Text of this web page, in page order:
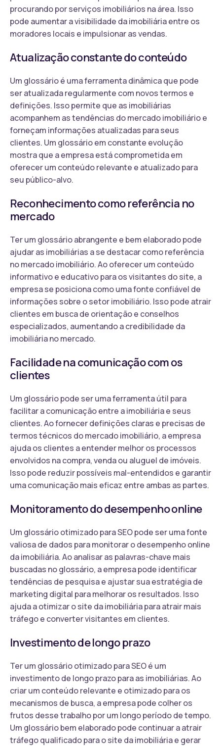
procurando por serviços imobiliários na área. Isso
pode aumentar a visibilidade da imobiliária entre os
moradores locais e impulsionar as vendas.
Atualização constante do conteúdo
Um glossário é uma ferramenta dinâmica que pode
ser atualizada regularmente com novos termos e
definições. Isso permite que as imobiliárias
acompanhem as tendências do mercado imobiliário e
forneçam informações atualizadas para seus
clientes. Um glossário em constante evolução
mostra que a empresa está comprometida em
oferecer um conteúdo relevante e atualizado para
seu público-alvo.
Reconhecimento como referência no
mercado
Ter um glossário abrangente e bem elaborado pode
ajudar as imobiliárias a se destacar como referência
no mercado imobiliário. Ao oferecer um conteúdo
informativo e educativo para os visitantes do site, a
empresa se posiciona como uma fonte confiável de
informações sobre o setor imobiliário. Isso pode atrair
clientes em busca de orientação e conselhos
especializados, aumentando a credibilidade da
imobiliária no mercado.
Facilidade na comunicação com os
clientes
Um glossário pode ser uma ferramenta útil para
facilitar a comunicação entre a imobiliária e seus
clientes. Ao fornecer definições claras e precisas de
termos técnicos do mercado imobiliário, a empresa
ajuda os clientes a entender melhor os processos
envolvidos na compra, venda ou aluguel de imóveis.
Isso pode reduzir possíveis mal-entendidos e garantir
uma comunicação mais eficaz entre ambas as partes.
Monitoramento do desempenho online
Um glossário otimizado para SEO pode ser uma fonte
valiosa de dados para monitorar o desempenho online
da imobiliária. Ao analisar as palavras-chave mais
buscadas no glossário, a empresa pode identificar
tendências de pesquisa e ajustar sua estratégia de
marketing digital para melhorar os resultados. Isso
ajuda a otimizar o site da imobiliária para atrair mais
tráfego e converter visitantes em clientes.
Investimento de longo prazo
Ter um glossário otimizado para SEO é um
investimento de longo prazo para as imobiliárias. Ao
criar um conteúdo relevante e otimizado para os
mecanismos de busca, a empresa pode colher os
frutos desse trabalho por um longo período de tempo.
Um glossário bem elaborado pode continuar a atrair
tráfego qualificado para o site da imobiliária e gerar